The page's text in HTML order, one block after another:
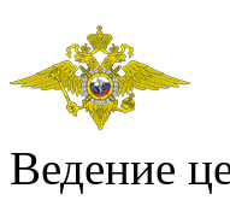
Ведение